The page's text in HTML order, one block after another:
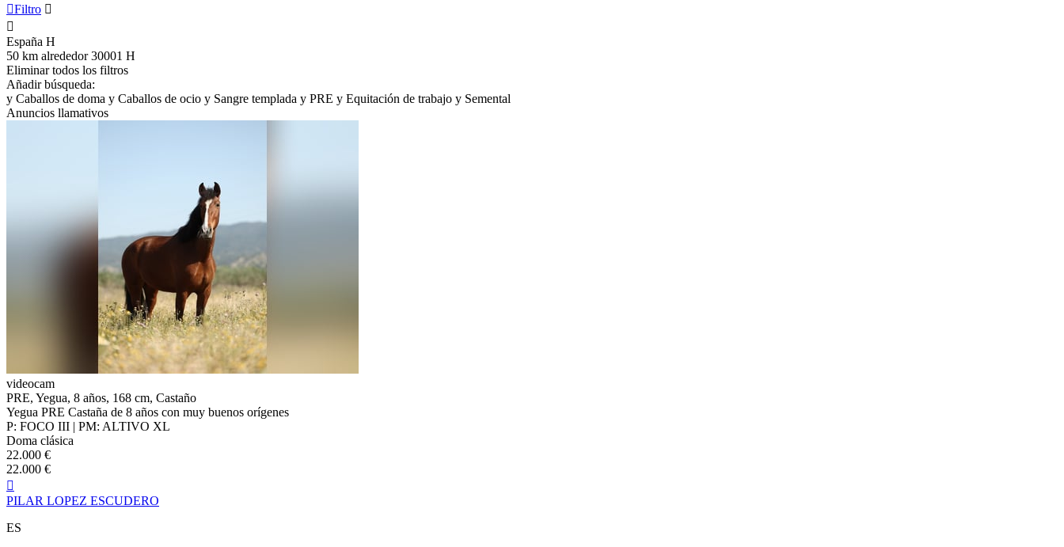
Filtro 

España H
50 km alrededor 30001 H
Eliminar todos los filtros
Añadir búsqueda:
y Caballos de doma y Caballos de ocio y Sangre templada y PRE y Equitación de trabajo y Semental
Anuncios llamativos
videocam
PRE, Yegua, 8 años, 168 cm, Castaño
Yegua PRE Castaña de 8 años con muy buenos orígenes
P: FOCO III | PM: ALTIVO XL
Doma clásica
22.000 €
22.000 €

PILAR LOPEZ ESCUDERO
ES